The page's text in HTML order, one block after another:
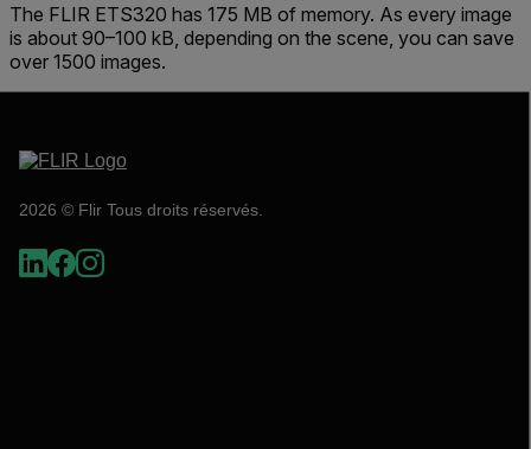
The FLIR ETS320 has 175 MB of memory. As every image
is about 90–100 kB, depending on the scene, you can save
over 1500 images.
2026 © Flir Tous droits réservés.